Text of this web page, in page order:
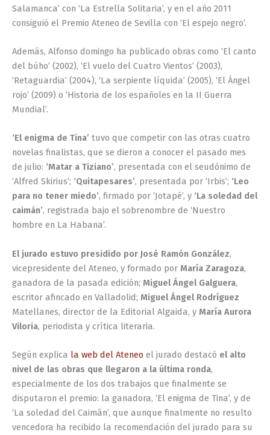
Salamanca’ con ‘La Estrella Solitaria’, y en el año 2011
consiguió el Premio Ateneo de Sevilla con ‘El espejo negro’.
Además, Alfonso domingo ha publicado obras como ‘El canto
del búho’ (2002), ‘El vuelo del Cuatro Vientos’ (2003),
‘Retaguardia’ (2004), ‘La serpiente líquida’ (2005), ‘El Ángel
rojo’ (2009) o ‘Historia de los españoles en la II Guerra
Mundial’.
‘El enigma de Tina’ tuvo que competir con las otras cuatro
novelas finalistas, que se dieron a conocer el pasado mes
de julio: ‘Matar a Tiziano’, presentada con el seudónimo de
‘Alfred Skirius’; ‘Quitapesares’, presentada por ‘Irbis’; ‘Leo
para no tener miedo’, firmado por ‘Jotapé’, y ‘La soledad del
caimán’, registrada bajo el sobrenombre de ‘Nuestro
hombre en La Habana’.
El jurado estuvo presidido por José Ramón González,
vicepresidente del Ateneo, y formado por María Zaragoza,
ganadora de la pasada edición; Miguel Ángel Galguera,
escritor afincado en Valladolid; Miguel Ángel Rodríguez
Matellanes, director de la Editorial Algaida, y María Aurora
Viloria, periodista y crítica literaria.
Según explica la web del Ateneo el jurado destacó el alto
nivel de las obras que llegaron a la última ronda,
especialmente de los dos trabajos que finalmente se
disputaron el premio: la ganadora, ‘El enigma de Tina’, y de
‘La soledad del Caimán’, que aunque finalmente no resulto
vencedora ha recibido la recomendación del jurado para su